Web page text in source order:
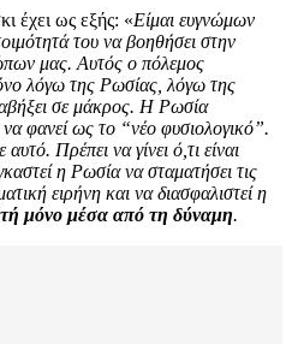
έχει ως εξής: «Είμαι ευγνώμων
του να βοηθήσει στην
μας. Αυτός ο πόλεμος
λόγω της Ρωσίας, λόγω της
σε μάκρος. Η Ρωσία
φανεί ως το “νέο φυσιολογικό”.
Πρέπει να γίνει ό,τι είναι
η Ρωσία να σταματήσει τις
ειρήνη και να διασφαλιστεί η
μόνο μέσα από τη δύναμη.